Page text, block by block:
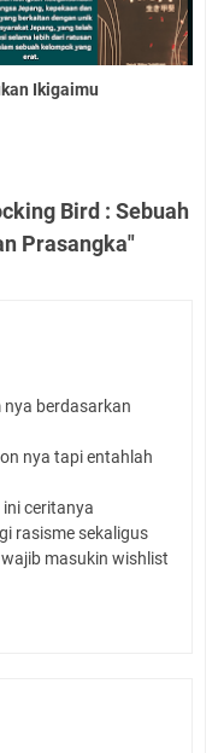
Ikigaimu
Bird : Sebuah
Prasangka"
berdasarkan
nya tapi entahlah
ceritanya
rasisme sekaligus
masukin wishlist